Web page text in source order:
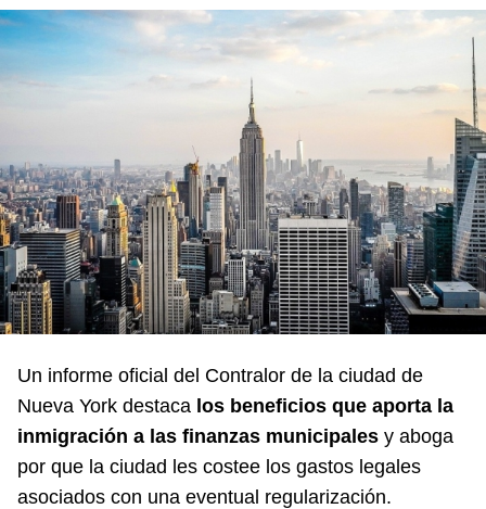
Un informe oficial del Contralor de la ciudad de
Nueva York destaca los beneficios que aporta la
inmigración a las finanzas municipales y aboga
por que la ciudad les costee los gastos legales
asociados con una eventual regularización.